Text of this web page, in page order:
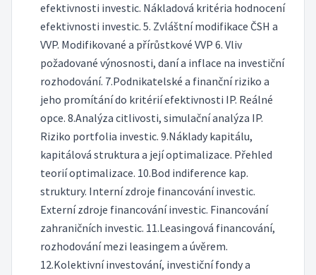
efektivnosti investic. Nákladová kritéria hodnocení
efektivnosti investic. 5. Zvláštní modifikace ČSH a
VVP. Modifikované a přírůstkové VVP 6. Vliv
požadované výnosnosti, daní a inflace na investiční
rozhodování. 7.Podnikatelské a finanční riziko a
jeho promítání do kritérií efektivnosti IP. Reálné
opce. 8.Analýza citlivosti, simulační analýza IP.
Riziko portfolia investic. 9.Náklady kapitálu,
kapitálová struktura a její optimalizace. Přehled
teorií optimalizace. 10.Bod indiference kap.
struktury. Interní zdroje financování investic.
Externí zdroje financování investic. Financování
zahraničních investic. 11.Leasingová financování,
rozhodování mezi leasingem a úvěrem.
12.Kolektivní investování, investiční fondy a